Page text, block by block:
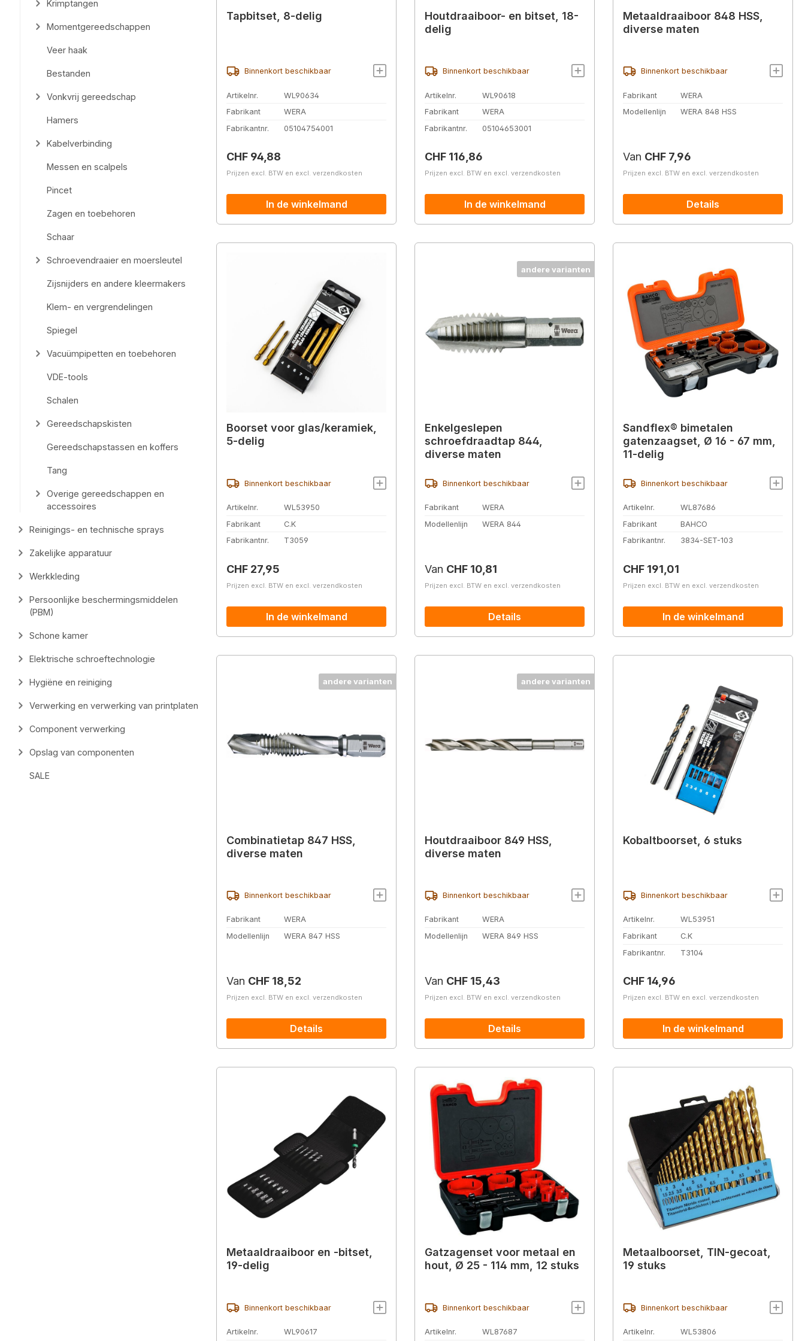
Krimptangen
Momentgereedschappen
Veer haak
Bestanden
Vonkvrij gereedschap
Hamers
Kabelverbinding
Messen en scalpels
Pincet
Zagen en toebehoren
Schaar
Schroevendraaier en moersleutel
Zijsnijders en andere kleermakers
Klem- en vergrendelingen
Spiegel
Vacuümpipetten en toebehoren
VDE-tools
Schalen
Gereedschapskisten
Gereedschapstassen en koffers
Tang
Overige gereedschappen en
accessoires
Reinigings- en technische sprays
Zakelijke apparatuur
Werkkleding
Persoonlijke beschermingsmiddelen
(PBM)
Schone kamer
Elektrische schroeftechnologie
Hygiëne en reiniging
Verwerking en verwerking van printplaten
Component verwerking
Opslag van componenten
SALE
Tapbitset, 8-delig
Binnenkort beschikbaar
Artikelnr.
WL90634
Fabrikant
WERA
Fabrikantnr.
05104754001
Normale prijs:
CHF 94,88
Prijzen excl. BTW en excl. verzendkosten
In de winkelmand
Houtdraaiboor- en bitset, 18-
delig
Binnenkort beschikbaar
Artikelnr.
WL90618
Fabrikant
WERA
Fabrikantnr.
05104653001
Normale prijs:
CHF 116,86
Prijzen excl. BTW en excl. verzendkosten
In de winkelmand
Metaaldraaiboor 848 HSS,
diverse maten
Binnenkort beschikbaar
Fabrikant
WERA
Modellenlijn
WERA 848 HSS
Normale prijs:
Van CHF 7,96
Prijzen excl. BTW en excl. verzendkosten
Details
Boorset voor glas/keramiek,
5-delig
Binnenkort beschikbaar
Artikelnr.
WL53950
Fabrikant
C.K
Fabrikantnr.
T3059
Normale prijs:
CHF 27,95
Prijzen excl. BTW en excl. verzendkosten
In de winkelmand
andere varianten
Enkelgeslepen
schroefdraadtap 844,
diverse maten
Binnenkort beschikbaar
Fabrikant
WERA
Modellenlijn
WERA 844
Normale prijs:
Van CHF 10,81
Prijzen excl. BTW en excl. verzendkosten
Details
Sandflex® bimetalen
gatenzaagset, Ø 16 - 67 mm,
11-delig
Binnenkort beschikbaar
Artikelnr.
WL87686
Fabrikant
BAHCO
Fabrikantnr.
3834-SET-103
Normale prijs:
CHF 191,01
Prijzen excl. BTW en excl. verzendkosten
In de winkelmand
andere varianten
Combinatietap 847 HSS,
diverse maten
Binnenkort beschikbaar
Fabrikant
WERA
Modellenlijn
WERA 847 HSS
Normale prijs:
Van CHF 18,52
Prijzen excl. BTW en excl. verzendkosten
Details
andere varianten
Houtdraaiboor 849 HSS,
diverse maten
Binnenkort beschikbaar
Fabrikant
WERA
Modellenlijn
WERA 849 HSS
Normale prijs:
Van CHF 15,43
Prijzen excl. BTW en excl. verzendkosten
Details
Kobaltboorset, 6 stuks
Binnenkort beschikbaar
Artikelnr.
WL53951
Fabrikant
C.K
Fabrikantnr.
T3104
Normale prijs:
CHF 14,96
Prijzen excl. BTW en excl. verzendkosten
In de winkelmand
Metaaldraaiboor en -bitset,
19-delig
Binnenkort beschikbaar
Artikelnr. WL90617
Gatzagenset voor metaal en
hout, Ø 25 - 114 mm, 12 stuks
Binnenkort beschikbaar
Artikelnr. WL87687
Metaalboorset, TIN-gecoat,
19 stuks
Binnenkort beschikbaar
Artikelnr. WL53806